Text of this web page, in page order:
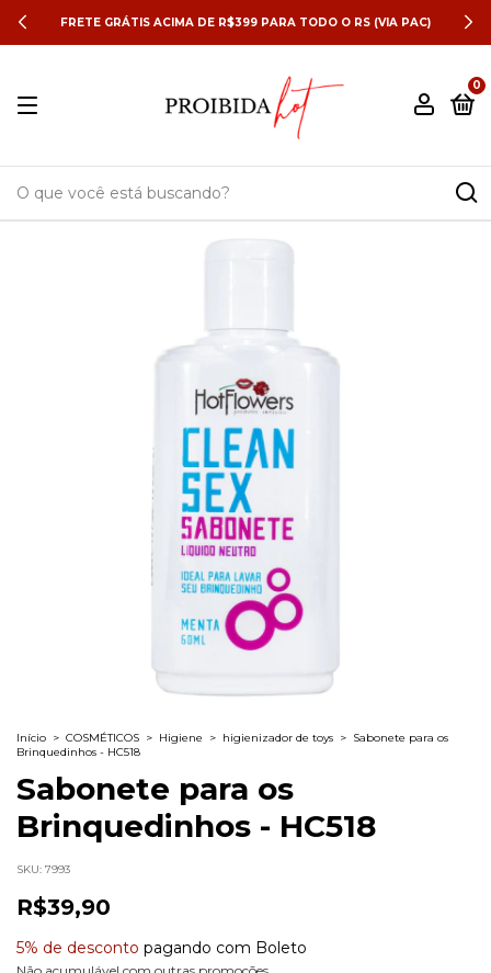
FRETE GRÁTIS ACIMA DE R$399 PARA TODO O RS (VIA PAC)
0
Início > COSMÉTICOS > Higiene > higienizador de toys > Sabonete para os
Brinquedinhos - HC518
Sabonete para os
Brinquedinhos - HC518
SKU: 7993
R$39,90
5% de desconto pagando com Boleto